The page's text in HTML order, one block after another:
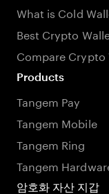
What is Cold
Best Crypto
Compare Crypto
Products
Tangem Pay
Tangem Mobile
Tangem Ring
Tangem
암호화 자산 지갑